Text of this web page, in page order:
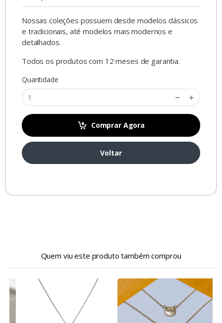
Nossas coleções possuem desde modelos clássicos
e tradicionais, até modelos mais modernos e
detalhados.
Todos os produtos com 12 meses de garantia.
Quantidade
Comprar Agora
Voltar
Quem viu este produto também comprou